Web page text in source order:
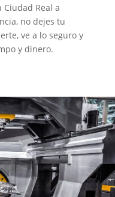
Real a
no dejes tu
ve a lo seguro y
y dinero.